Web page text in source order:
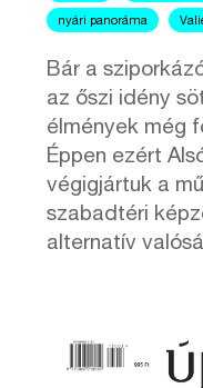
nyári panoráma
Bár a
az őszi idény
élmények még
Éppen ezért
végigjártuk a
szabadtéri
alternatív